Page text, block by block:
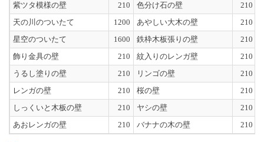
紫ツタ模様の壁
210 色分け石の壁 210
天の川のついたて
1200 あやしい大木の壁 210
星空のついたて
1600 鉄枠木板張りの壁 210
飾り金具の壁
210 紋入りのレンガ壁 210
うるし塗りの壁
210 リンゴの壁 210
レンガの壁
210 桜の壁 210
しっくいと木板の壁
210 ヤシの壁 210
あおレンガの壁
210 バナナの木の壁 210